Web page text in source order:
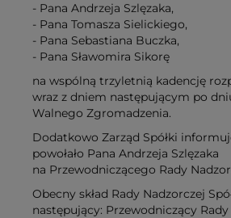
- Pana Andrzeja Szlęzaka,
- Pana Tomasza Sielickiego,
- Pana Sebastiana Buczka,
- Pana Sławomira Sikorę
na wspólną trzyletnią kadencję
wraz z dniem następującym po
Walnego Zgromadzenia.
Dodatkowo Zarząd Spółki
powołało Pana Andrzeja Szlęzaka
na Przewodniczącego Rady
Obecny skład Rady Nadzorczej
następujący: Przewodniczący